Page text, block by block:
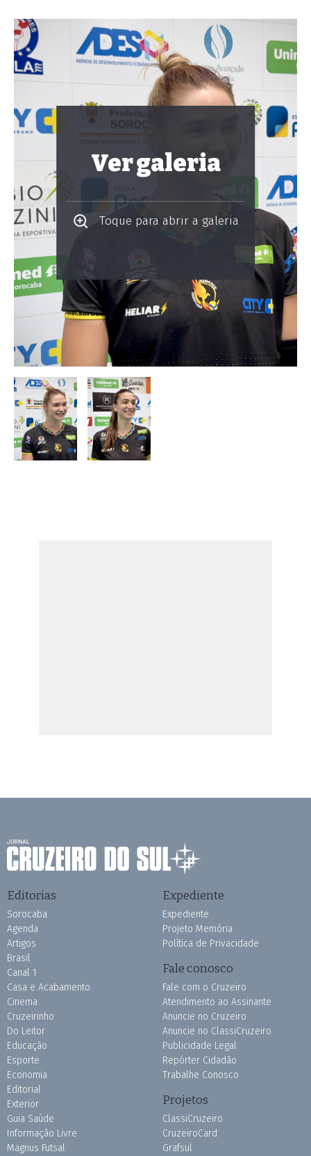
Ver galeria
Toque para abrir a galeria
Editorias
Sorocaba
Agenda
Artigos
Brasil
Canal 1
Casa e Acabamento
Cinema
Cruzeirinho
Do Leitor
Educação
Esporte
Economia
Editorial
Exterior
Guia Saúde
Informação Livre
Magnus Futsal
Expediente
Expediente
Projeto Memória
Política de Privacidade
Fale conosco
Fale com o Cruzeiro
Atendimento ao Assinante
Anuncie no Cruzeiro
Anuncie no ClassiCruzeiro
Publicidade Legal
Repórter Cidadão
Trabalhe Conosco
Projetos
ClassiCruzeiro
CruzeiroCard
Grafsul